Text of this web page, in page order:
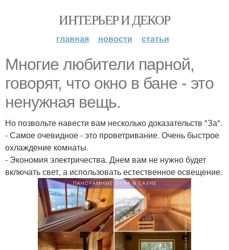
ИНТЕРЬЕР И ДЕКОР
главная новости статьи
Многие любители парной,
говорят, что окно в бане - это
ненужная вещь.
Но позвольте навести вам несколько доказательств "За".
- Самое очевидное - это проветривание. Очень быстрое
охлаждение комнаты.
- Экономия электричества. Днем вам не нужно будет
включать свет, а использовать естественное освещение.